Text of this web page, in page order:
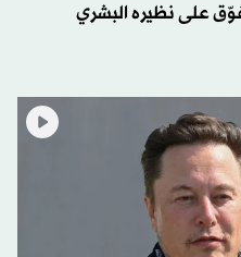
على نظيره البشري